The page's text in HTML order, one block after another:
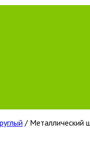
/ Металлический